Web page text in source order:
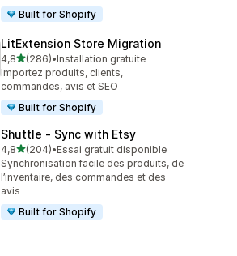
Built for Shopify
LitExtension Store Migration
4,8étoile(s) sur 5
(286)
286 avis au total
•Installation gratuite
Importez produits, clients,
commandes, avis et SEO
Built for Shopify
Shuttle ‑ Sync with Etsy
4,8étoile(s) sur 5
(204)
204 avis au total
•Essai gratuit disponible
Synchronisation facile des produits, de
l’inventaire, des commandes et des
avis
Built for Shopify